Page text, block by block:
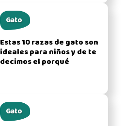
Gato
Estas 10 razas de gato son
ideales para niños y de te
decimos el porqué
Gato